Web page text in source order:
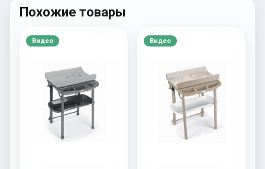
Похожие товары
Видео Видео